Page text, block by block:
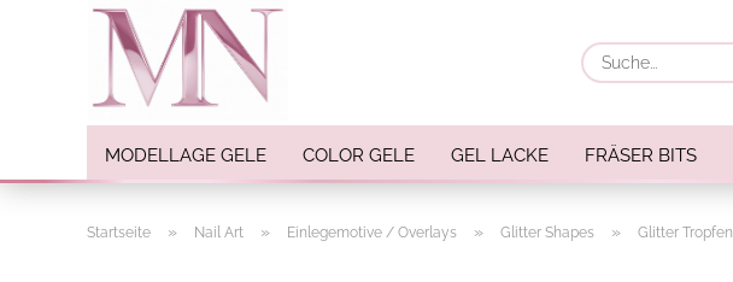
MODELLAGE GELE COLOR GELE GEL LACKE FRÄSER BITS
Startseite » Nail Art » Einlegemotive / Overlays » Glitter Shapes » Glitter Tropfen